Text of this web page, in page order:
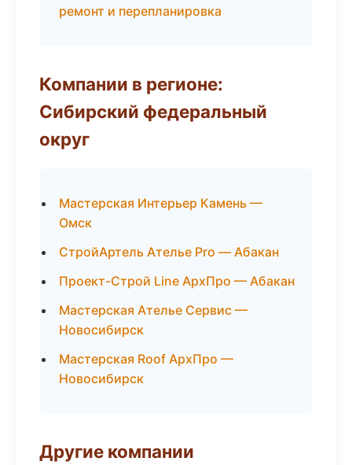
ремонт и перепланировка
Компании в регионе:
Сибирский федеральный
округ
Мастерская Интерьер Камень —
Омск
СтройАртель Ателье Pro — Абакан
Проект-Строй Line АрхПро — Абакан
Мастерская Ателье Сервис —
Новосибирск
Мастерская Roof АрхПро —
Новосибирск
Другие компании